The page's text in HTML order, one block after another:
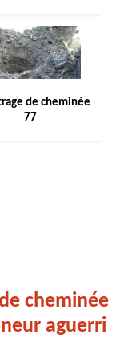
de cheminée
77
cheminée
aguerri